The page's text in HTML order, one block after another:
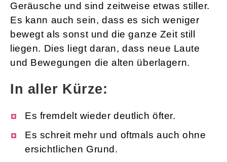
Geräusche und sind zeitweise etwas stiller.
Es kann auch sein, dass es sich weniger
bewegt als sonst und die ganze Zeit still
liegen. Dies liegt daran, dass neue Laute
und Bewegungen die alten überlagern.
In aller Kürze:
Es fremdelt wieder deutlich öfter.
Es schreit mehr und oftmals auch ohne
ersichtlichen Grund.